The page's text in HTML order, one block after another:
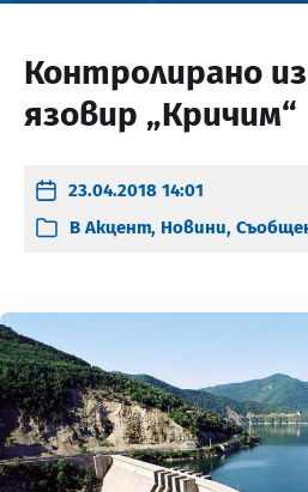
Контролирано
язовир „Кричим“
23.04.2018 14:01
В Акцент, Новини,